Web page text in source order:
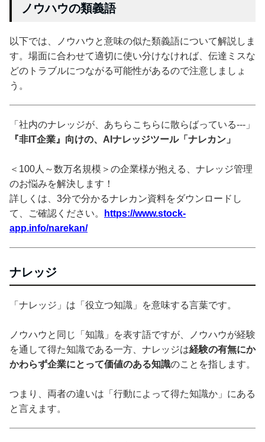
ノウハウの類義語
以下では、ノウハウと意味の似た類義語について解説しま
す。場面に合わせて適切に使い分けなければ、伝達ミスな
どのトラブルにつながる可能性があるので注意しましょ
う。
「社内のナレッジが、あちらこちらに散らばっている---」
『非IT企業』向けの、AIナレッジツール「ナレカン」
＜100人～数万名規模＞の企業様が抱える、ナレッジ管理
のお悩みを解決します！
詳しくは、3分で分かるナレカン資料をダウンロードし
て、ご確認ください。
https://www.stock-
app.info/narekan/
ナレッジ
「ナレッジ」は「役立つ知識」を意味する言葉です。
ノウハウと同じ「知識」を表す語ですが、ノウハウが経験
を通して得た知識である一方、ナレッジは経験の有無にか
かわらず企業にとって価値のある知識のことを指します。
つまり、両者の違いは「行動によって得た知識か」にある
と言えます。